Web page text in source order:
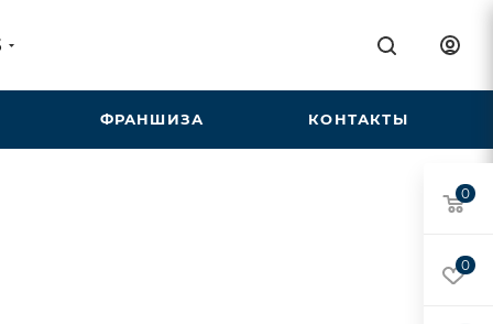
ФРАНШИЗА КОНТАКТЫ
0
0